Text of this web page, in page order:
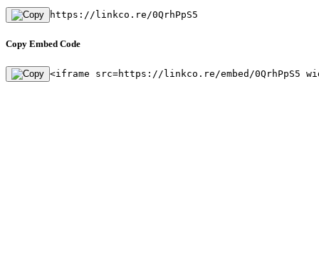
https://linkco.re/0QrhPpS5
Copy Embed Code
<iframe src=https://linkco.re/embed/0QrhPpS5